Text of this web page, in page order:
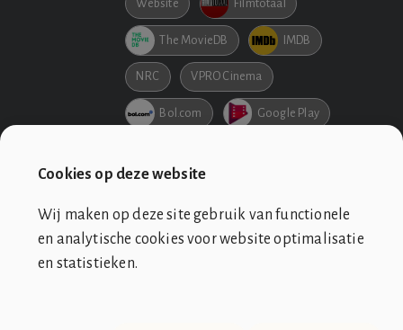
Cookies op deze website
Wij maken op deze site gebruik van functionele
en analytische cookies voor website optimalisatie
en statistieken.
Website Filmtotaal
The MovieDB IMDB
NRC VPRO Cinema
Bol.com Google Play